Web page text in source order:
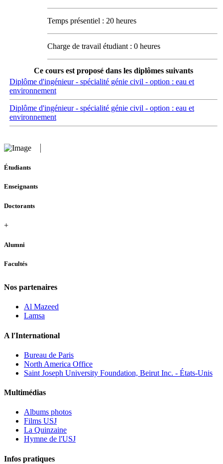
Temps présentiel : 20 heures
Charge de travail étudiant : 0 heures
Ce cours est proposé dans les diplômes suivants
Diplôme d'ingénieur - spécialité génie civil - option : eau et
environnement
Diplôme d'ingénieur - spécialité génie civil - option : eau et
environnement
Étudiants
Enseignants
Doctorants
+
Alumni
Facultés
Nos partenaires
Al Mazeed
Lamsa
A l'International
Bureau de Paris
North America Office
Saint Joseph University Foundation, Beirut Inc. - États-Unis
Multimédias
Albums photos
Films USJ
La Quinzaine
Hymne de l'USJ
Infos pratiques